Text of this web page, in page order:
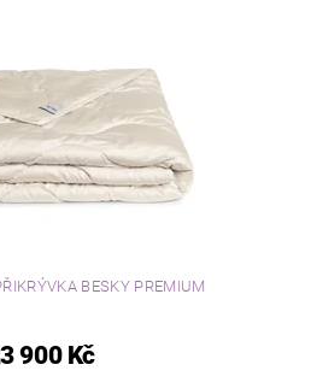
BESKY PREMIUM
900 Kč